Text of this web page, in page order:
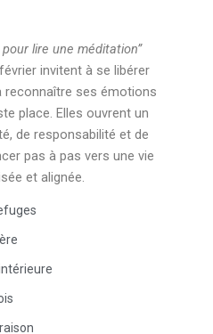
lire une méditation”
invitent à se libérer
reconnaître ses émotions
place. Elles ouvrent un
de responsabilité et de
pas à pas vers une vie
et alignée.